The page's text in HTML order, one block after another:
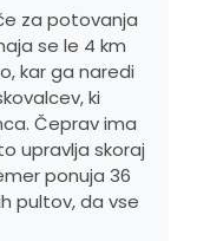
za potovanja
se le 4 km
kar ga naredi
ki
Čeprav ima
upravlja skoraj
ponuja 36
pultov, da vse